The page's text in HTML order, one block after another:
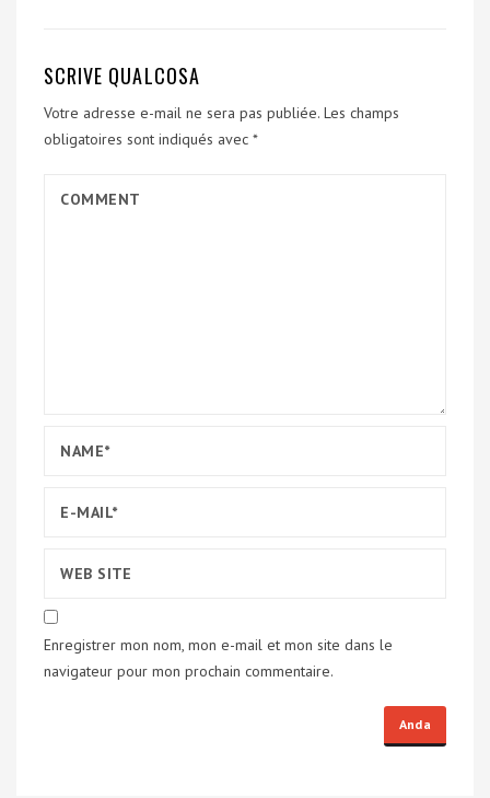
SCRIVE QUALCOSA
Votre adresse e-mail ne sera pas publiée. Les champs
obligatoires sont indiqués avec *
Enregistrer mon nom, mon e-mail et mon site dans le
navigateur pour mon prochain commentaire.